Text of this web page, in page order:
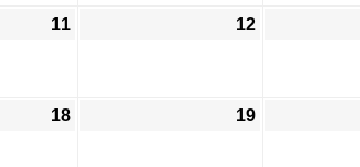
11 12
18 19